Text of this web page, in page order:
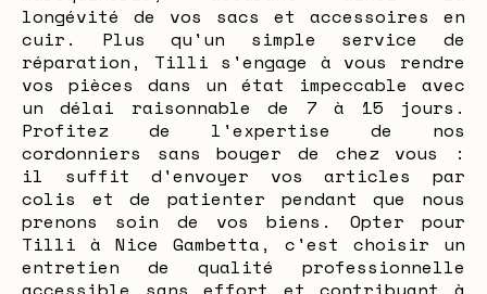
longévité de vos sacs et accessoires en
cuir. Plus qu'un simple service de
réparation, Tilli s'engage à vous rendre
vos pièces dans un état impeccable avec
un délai raisonnable de 7 à 15 jours.
Profitez de l'expertise de nos
cordonniers sans bouger de chez vous :
il suffit d'envoyer vos articles par
colis et de patienter pendant que nous
prenons soin de vos biens. Opter pour
Tilli à Nice Gambetta, c'est choisir un
entretien de qualité professionnelle